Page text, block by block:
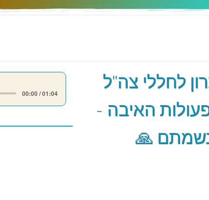
00:00 / 01:04
לחללי צה"ל
האיבה -
נשמתם 🙏